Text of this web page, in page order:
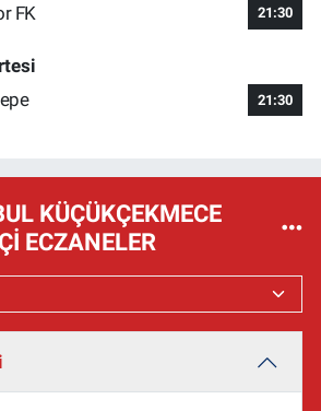
FK 21:30
21:30
KÜÇÜKÇEKMECE
ECZANELER